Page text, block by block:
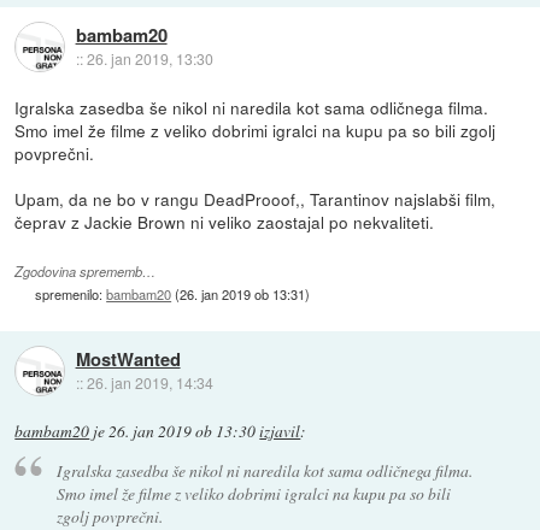
bambam20
::26. jan 2019, 13:30
Igralska zasedba še nikol ni naredila kot sama odličnega filma.
Smo imel že filme z veliko dobrimi igralci na kupu pa so bili zgolj
povprečni.
Upam, da ne bo v rangu DeadProoof,, Tarantinov najslabši film,
čeprav z Jackie Brown ni veliko zaostajal po nekvaliteti.
Zgodovina sprememb…
spremenilo:bambam20(26. jan 2019 ob 13:31)
MostWanted
::26. jan 2019, 14:34
bambam20 je26. jan 2019 ob 13:30izjavil:
Igralska zasedba še nikol ni naredila kot sama odličnega filma.
Smo imel že filme z veliko dobrimi igralci na kupu pa so bili
zgolj povprečni.